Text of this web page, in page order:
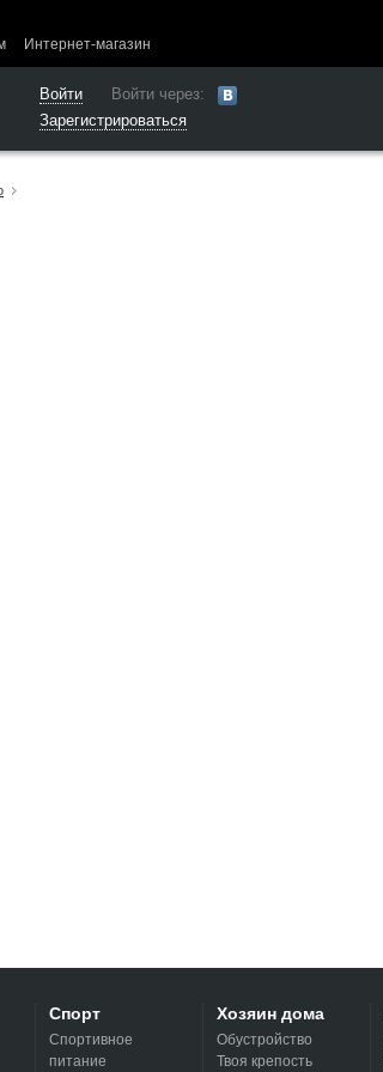
Интернет-магазин
Войти
Войти через:
Зарегистрироваться
Спорт
Спортивное
питание
Хозяин дома
Обустройство
Твоя крепость